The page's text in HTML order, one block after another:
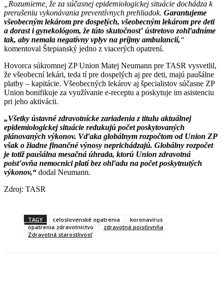
„Rozumieme, že za súčasnej epidemiologickej situácie dochádza k
prerušeniu vykonávania preventívnych prehliadok. Garantujeme
všeobecným lekárom pre dospelých, všeobecným lekárom pre deti
a dorast i gynekológom, že túto skutočnosť ústretovo zohľadníme
tak, aby nemala negatívny vplyv na príjmy ambulancií,“
komentoval Štepianský jedno z viacerých opatrení.
Hovorca súkromnej ZP Union Matej Neumann pre TASR vysvetlil,
že všeobecní lekári, teda tí pre dospelých aj pre deti, majú paušálne
platby – kapitácie. Všeobecných lekárov aj špecialistov súčasne ZP
Union bonifikuje za využívanie e-receptu a poskytuje im asistenciu
pri jeho aktivácii.
„Všetky ústavné zdravotnícke zariadenia z titulu aktuálnej
epidemiologickej situácie redukujú počet poskytovaných
plánovaných výkonov. Vďaka globálnym rozpočtom od Union ZP
však o žiadne finančné výnosy neprichádzajú. Globálny rozpočet
je totiž paušálna mesačná úhrada, ktorú Union zdravotná
poisťovňa nemocnici platí bez ohľadu na počet poskytnutých
výkonov,“ dodal Neumann.
Zdroj: TASR
TAGY celoslovenské opatrenia
koronavírus
opatrenia zdravotníctvo
zdravotná poisťovnňa
Zdravotná starostlivosť